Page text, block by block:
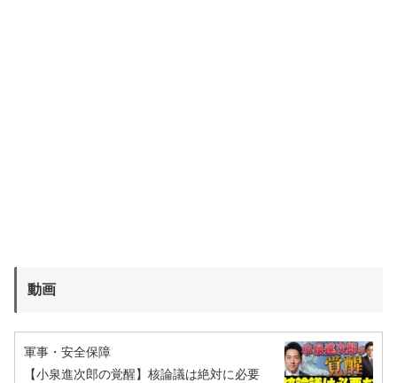
動画
軍事・安全保障
【小泉進次郎の覚醒】核論議は絶対に必要